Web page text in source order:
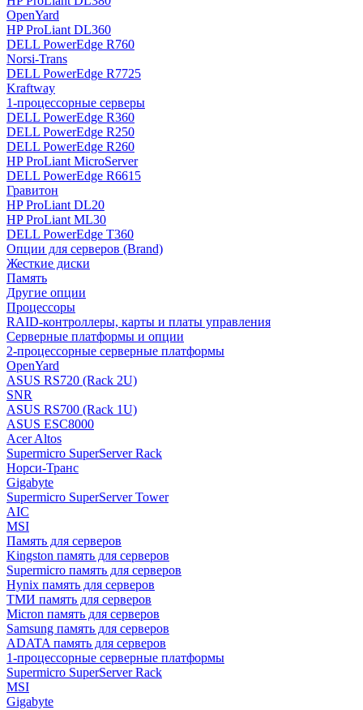
OpenYard
HP ProLiant DL360
DELL PowerEdge R760
Norsi-Trans
DELL PowerEdge R7725
Kraftway
1-процессорные серверы
DELL PowerEdge R360
DELL PowerEdge R250
DELL PowerEdge R260
HP ProLiant MicroServer
DELL PowerEdge R6615
Гравитон
HP ProLiant DL20
HP ProLiant ML30
DELL PowerEdge T360
Опции для серверов (Brand)
Жесткие диски
Память
Другие опции
Процессоры
RAID-контроллеры, карты и платы управления
Серверные платформы и опции
2-процессорные серверные платформы
OpenYard
ASUS RS720 (Rack 2U)
SNR
ASUS RS700 (Rack 1U)
ASUS ESC8000
Acer Altos
Supermicro SuperServer Rack
Норси-Транс
Gigabyte
Supermicro SuperServer Tower
AIC
MSI
Память для серверов
Kingston память для серверов
Supermicro память для серверов
Hynix память для серверов
ТМИ память для серверов
Micron память для серверов
Samsung память для серверов
ADATA память для серверов
1-процессорные серверные платформы
Supermicro SuperServer Rack
MSI
Gigabyte